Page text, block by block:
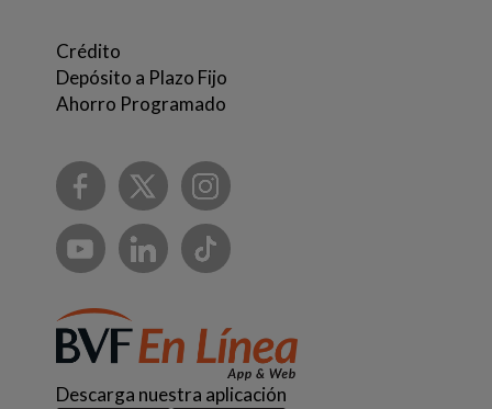
Crédito
Depósito a Plazo Fijo
Ahorro Programado
Descarga nuestra aplicación